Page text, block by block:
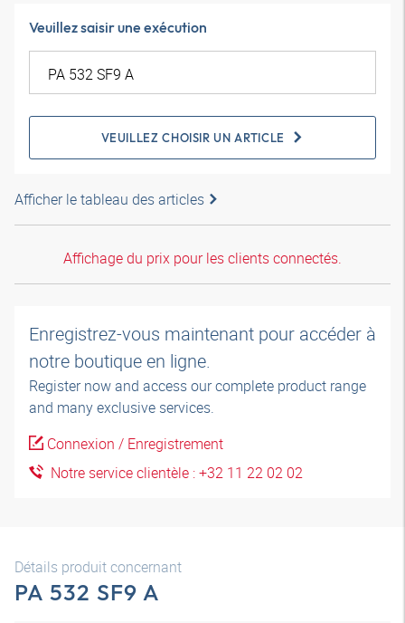
Veuillez saisir une exécution
VEUILLEZ CHOISIR UN ARTICLE
Afficher le tableau des articles
Affichage du prix pour les clients connectés.
Enregistrez-vous maintenant pour accéder à
notre boutique en ligne.
Register now and access our complete product range
and many exclusive services.
Connexion / Enregistrement
Notre service clientèle : +32 11 22 02 02
Détails produit concernant
PA 532 SF9 A